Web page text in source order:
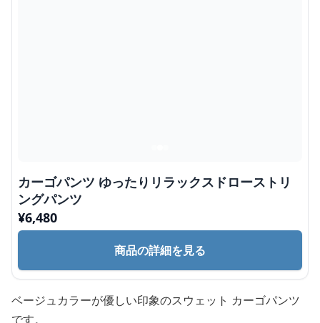
カーゴパンツ ゆったりリラックスドローストリ
ングパンツ
¥6,480
商品の詳細を見る
ベージュカラーが優しい印象のスウェット カーゴパンツ
です。